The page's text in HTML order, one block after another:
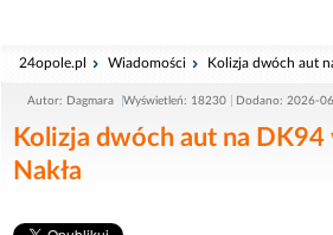
24opole.pl Wiadomości Kolizja dwóch aut
Autor: Dagmara Wyświetleń: 18230 Dodano: 2026-
Kolizja dwóch aut na
Nakła